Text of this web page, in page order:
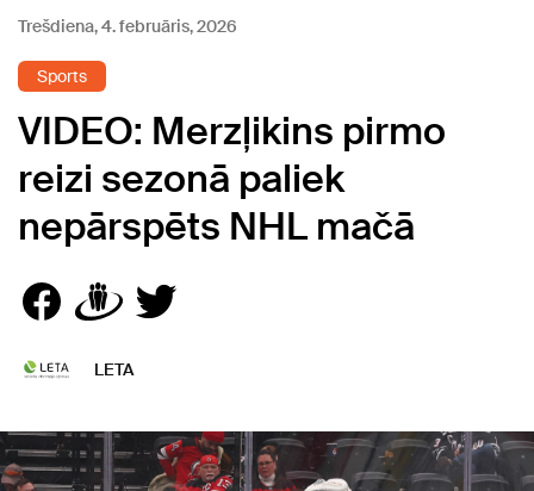
Trešdiena, 4. februāris, 2026
Sports
VIDEO: Merzļikins pirmo
reizi sezonā paliek
nepārspēts NHL mačā
LETA